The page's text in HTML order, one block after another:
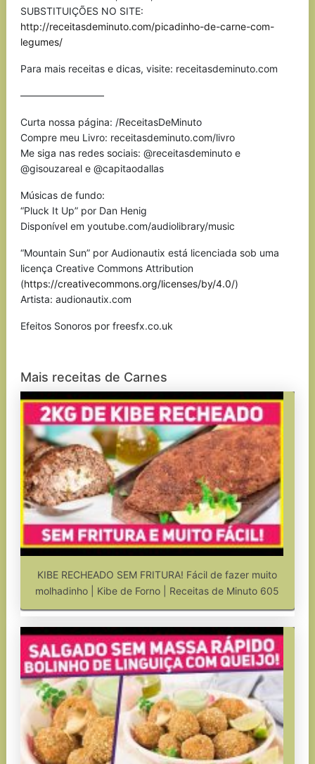
SUBSTITUIÇÕES NO SITE:
http://receitasdeminuto.com/picadinho-de-carne-com-
legumes/
Para mais receitas e dicas, visite: receitasdeminuto.com
————————–
Curta nossa página: /ReceitasDeMinuto
Compre meu Livro: receitasdeminuto.com/livro
Me siga nas redes sociais: @receitasdeminuto e
@gisouzareal e @capitaodallas
Músicas de fundo:
“Pluck It Up” por Dan Henig
Disponível em youtube.com/audiolibrary/music
“Mountain Sun” por Audionautix está licenciada sob uma
licença Creative Commons Attribution
(https://creativecommons.org/licenses/by/4.0/)
Artista: audionautix.com
Efeitos Sonoros por freesfx.co.uk
Mais receitas de Carnes
KIBE RECHEADO SEM FRITURA! Fácil de fazer muito
molhadinho | Kibe de Forno | Receitas de Minuto 605